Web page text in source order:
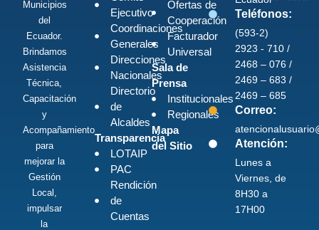
Municipios
del
Ecuador.
Brindamos
Asistencia
Técnica,
Capacitación
y
Acompañamiento
para
mejorar la
Gestión
Local,
impulsar
la
Ejecutivo
Coordinaciones
Generales
Direcciones
Nacionales
Directorio
de
Alcaldes
Transparencia
LOTAIP
PAC
Rendición
de
Cuentas
Ofertas de
Cooperación
Facturador
Universal
Sala de
Prensa
Institucionales
Regionales
Mapa
del Sitio
Teléfonos:
(593-2)
2923 - 710 /
2468 – 076 /
2469 – 683 /
2469 – 685
Correo:
Atención:
Lunes a
Viernes, de
8H30 a
17H00